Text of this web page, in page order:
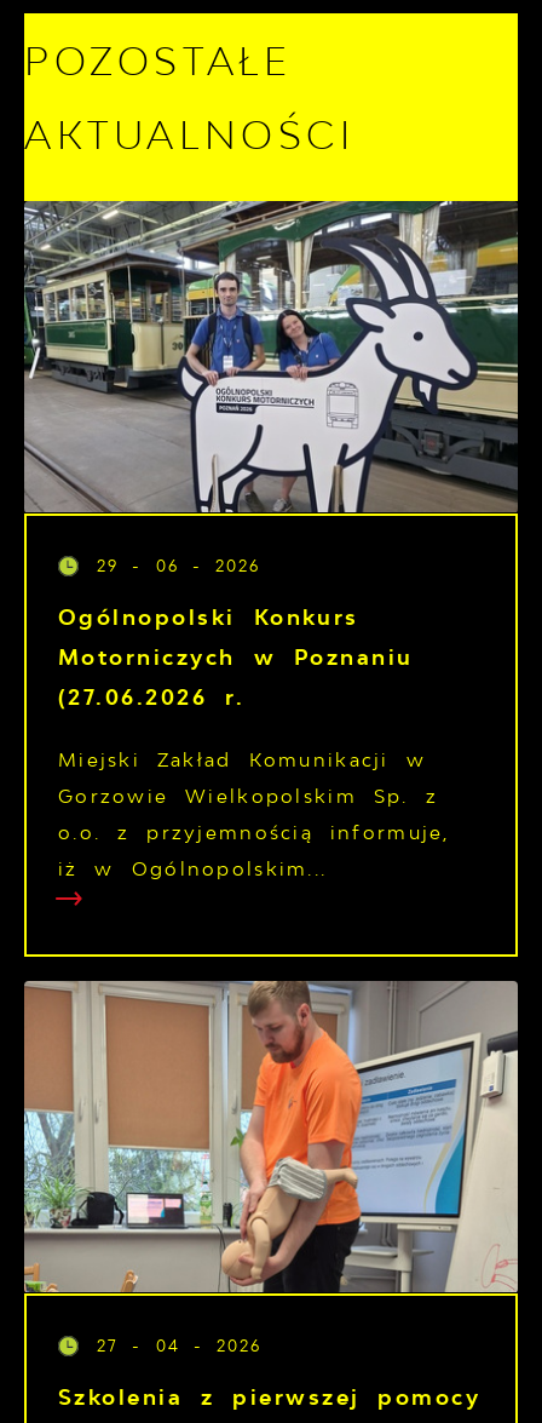
POZOSTAŁE
AKTUALNOŚCI
29 - 06 - 2026
Ogólnopolski Konkurs
Motorniczych w Poznaniu
(27.06.2026 r.
Miejski Zakład Komunikacji w
Gorzowie Wielkopolskim Sp. z
o.o. z przyjemnością informuje,
iż w Ogólnopolskim...
27 - 04 - 2026
Szkolenia z pierwszej pomocy